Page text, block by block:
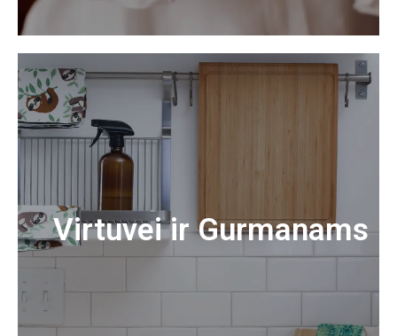
Virtuvei ir Gurmanams